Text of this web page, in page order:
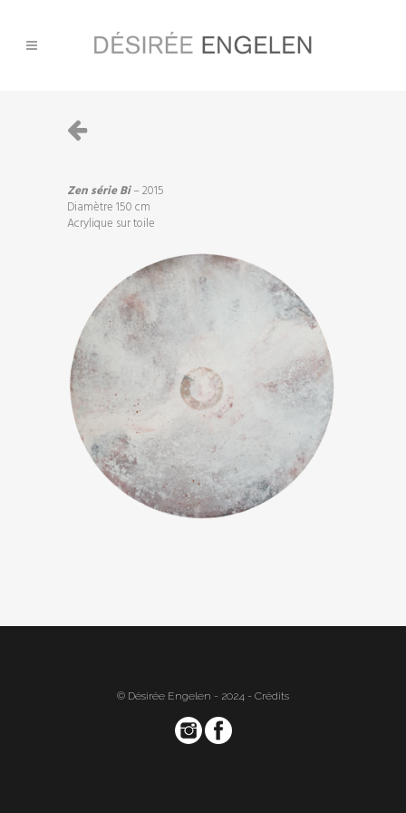
Zen série Bi– 2015
Diamètre 150 cm
Acrylique sur toile
© Désirée Engelen - 2024 - Crédits